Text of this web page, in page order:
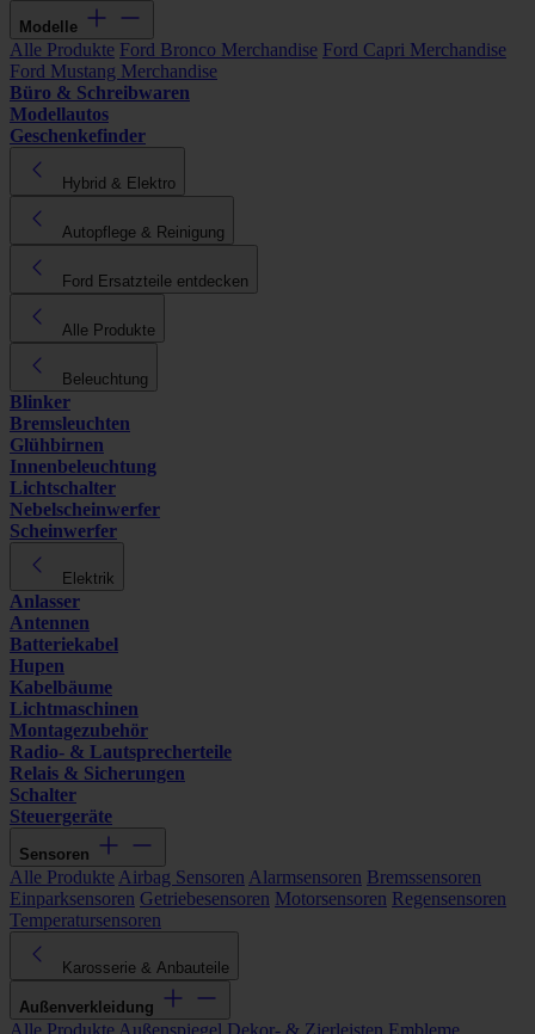
Modelle
Alle Produkte Ford Bronco Merchandise Ford Capri Merchandise
Ford Mustang Merchandise
Büro & Schreibwaren
Modellautos
Geschenkefinder
Hybrid & Elektro
Autopflege & Reinigung
Ford Ersatzteile entdecken
Alle Produkte
Beleuchtung
Blinker
Bremsleuchten
Glühbirnen
Innenbeleuchtung
Lichtschalter
Nebelscheinwerfer
Scheinwerfer
Elektrik
Anlasser
Antennen
Batteriekabel
Hupen
Kabelbäume
Lichtmaschinen
Montagezubehör
Radio- & Lautsprecherteile
Relais & Sicherungen
Schalter
Steuergeräte
Sensoren
Alle Produkte Airbag Sensoren Alarmsensoren Bremssensoren
Einparksensoren Getriebesensoren Motorsensoren Regensensoren
Temperatursensoren
Karosserie & Anbauteile
Außenverkleidung
Alle Produkte Außenspiegel Dekor- & Zierleisten Embleme